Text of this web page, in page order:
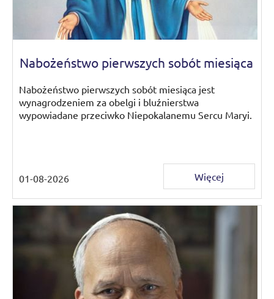
Nabożeństwo pierwszych sobót miesiąca
Nabożeństwo pierwszych sobót miesiąca jest
wynagrodzeniem za obelgi i bluźnierstwa
wypowiadane przeciwko Niepokalanemu Sercu Maryi.
01-08-2026 Więcej